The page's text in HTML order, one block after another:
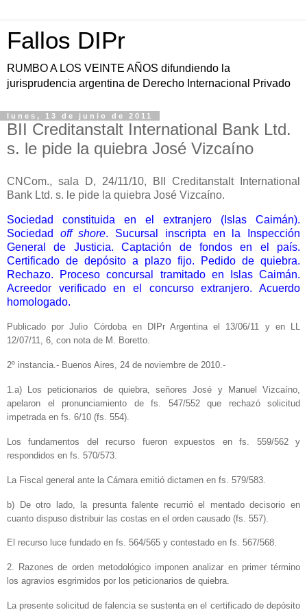
Fallos DIPr
RUMBO A LOS VEINTE AÑOS difundiendo la
jurisprudencia argentina de Derecho Internacional Privado
lunes, 13 de junio de 2011
BII Creditanstalt International Bank Ltd.
s. le pide la quiebra José Vizcaíno
CNCom., sala D, 24/11/10, BII Creditanstalt International
Bank Ltd. s. le pide la quiebra José Vizcaíno.
Sociedad constituida en el extranjero (Islas Caimán).
Sociedad off shore. Sucursal inscripta en la Inspección
General de Justicia. Captación de fondos en el país.
Certificado de depósito a plazo fijo. Pedido de quiebra.
Rechazo. Proceso concursal tramitado en Islas Caimán.
Acreedor verificado en el concurso extranjero. Acuerdo
homologado.
Publicado por Julio Córdoba en DIPr Argentina el 13/06/11 y en LL
12/07/11, 6, con nota de M. Boretto.
2º instancia.- Buenos Aires, 24 de noviembre de 2010.-
1.a) Los peticionarios de quiebra, señores José y Manuel Vizcaíno,
apelaron el pronunciamiento de fs. 547/552 que rechazó solicitud
impetrada en fs. 6/10 (fs. 554).
Los fundamentos del recurso fueron expuestos en fs. 559/562 y
respondidos en fs. 570/573.
La Fiscal general ante la Cámara emitió dictamen en fs. 579/583.
b) De otro lado, la presunta falente recurrió el mentado decisorio en
cuanto dispuso distribuir las costas en el orden causado (fs. 557).
El recurso luce fundado en fs. 564/565 y contestado en fs. 567/568.
2. Razones de orden metodológico imponen analizar en primer término
los agravios esgrimidos por los peticionarios de quiebra.
La presente solicitud de falencia se sustenta en el certificado de depósito